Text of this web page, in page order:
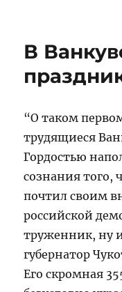
В
“О таком
трудящиеся
Гордостью
сознания того,
почтил своим
российской
труженник, ну
губернатор
Его скромная